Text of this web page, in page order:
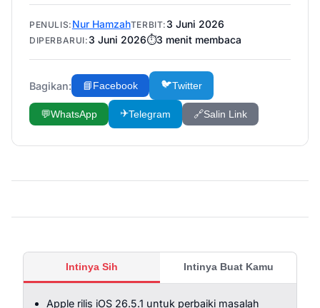
PENULIS: Nur HamzahTERBIT: 3 Juni 2026
DIPERBARUI: 3 Juni 2026⏱️3 menit membaca
Bagikan: 📘Facebook 🐦Twitter
💬WhatsApp ✈️Telegram 🔗Salin Link
Intinya Sih Intinya Buat Kamu
Apple rilis iOS 26.5.1 untuk perbaiki masalah